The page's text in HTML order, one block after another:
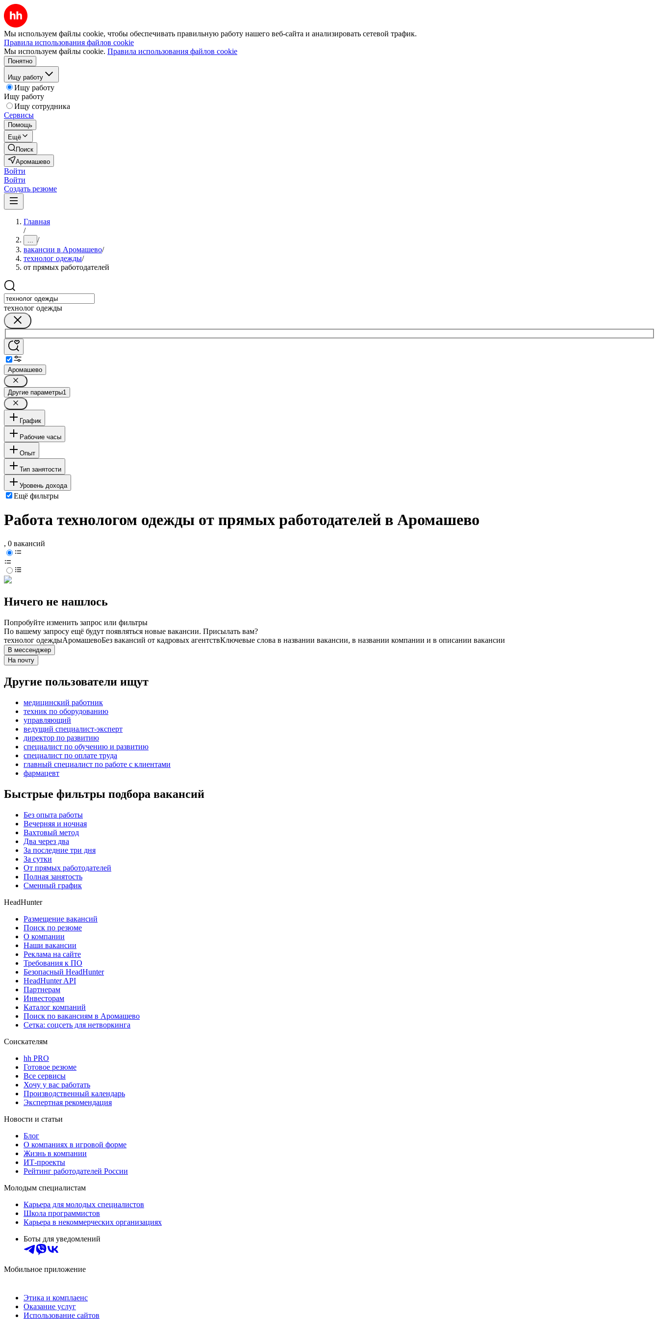
Мы используем файлы cookie, чтобы обеспечивать правильную работу нашего веб-сайта и анализировать сетевой трафик.
Правила использования файлов cookie
Мы используем файлы cookie. Правила использования файлов cookie
Понятно
Ищу работу
Ищу работу
Ищу работу
Ищу сотрудника
Сервисы
Помощь
Ещё
Поиск
Аромашево
Войти
Войти
Создать резюме
Главная
/
... /
вакансии в Аромашево/
технолог одежды/
от прямых работодателей
технолог одежды
Аромашево
Другие параметры1
График
Рабочие часы
Опыт
Тип занятости
Уровень дохода
Ещё фильтры
Работа технологом одежды от прямых работодателей в Аромашево
, 0 вакансий
Ничего не нашлось
Попробуйте изменить запрос или фильтры
По вашему запросу ещё будут появляться новые вакансии. Присылать вам?
технолог одеждыАромашевоБез вакансий от кадровых агентствКлючевые слова в названии вакансии, в названии компании и в описании вакансии
В мессенджер
На почту
Другие пользователи ищут
медицинский работник
техник по оборудованию
управляющий
ведущий специалист-эксперт
директор по развитию
специалист по обучению и развитию
специалист по оплате труда
главный специалист по работе с клиентами
фармацевт
Быстрые фильтры подбора вакансий
Без опыта работы
Вечерняя и ночная
Вахтовый метод
Два через два
За последние три дня
За сутки
От прямых работодателей
Полная занятость
Сменный график
HeadHunter
Размещение вакансий
Поиск по резюме
О компании
Наши вакансии
Реклама на сайте
Требования к ПО
Безопасный HeadHunter
HeadHunter API
Партнерам
Инвесторам
Каталог компаний
Поиск по вакансиям в Аромашево
Сетка: соцсеть для нетворкинга
Соискателям
hh PRO
Готовое резюме
Все сервисы
Хочу у вас работать
Производственный календарь
Экспертная рекомендация
Новости и статьи
Блог
О компаниях в игровой форме
Жизнь в компании
ИТ-проекты
Рейтинг работодателей России
Молодым специалистам
Карьера для молодых специалистов
Школа программистов
Карьера в некоммерческих организациях
Боты для уведомлений
Мобильное приложение
Этика и комплаенс
Оказание услуг
Использование сайтов